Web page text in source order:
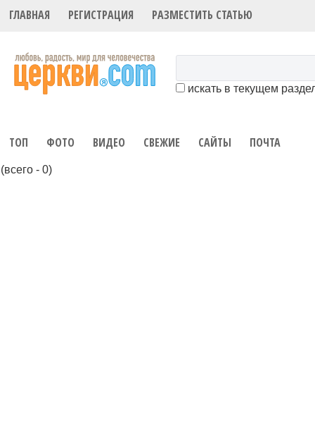
ГЛАВНАЯ РЕГИСТРАЦИЯ РАЗМЕСТИТЬ СТАТЬЮ
искать в текущем
ТОП ФОТО ВИДЕО СВЕЖИЕ САЙТЫ ПОЧТА
(всего - 0)